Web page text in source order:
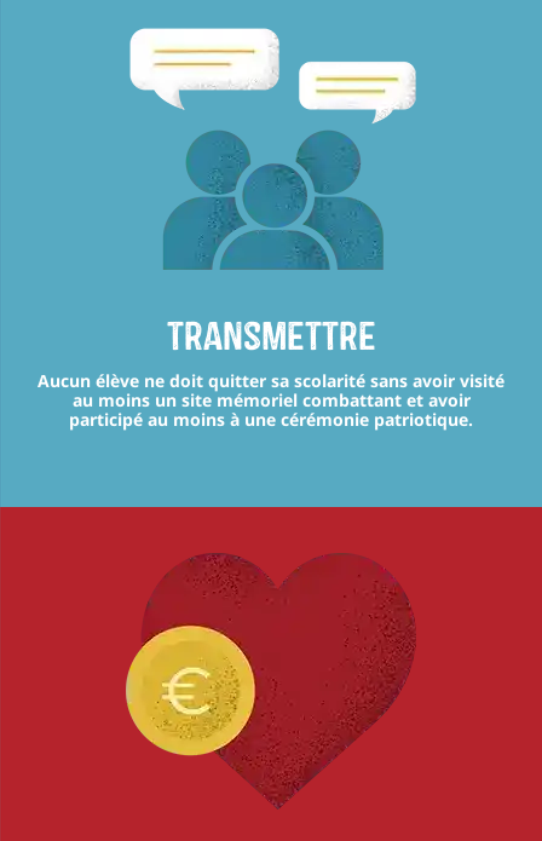
transmettre
Aucun élève ne doit quitter sa scolarité sans avoir visité
au moins un site mémoriel combattant et avoir
participé au moins à une cérémonie patriotique.